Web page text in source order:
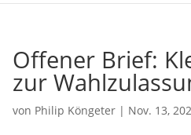
Offener Brief:
zur
von Philip Köngeter | Nov. 13,